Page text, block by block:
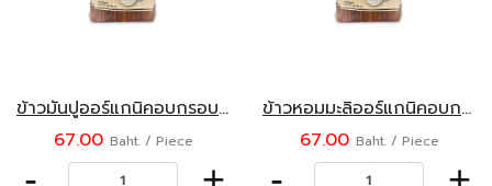
ข้าวมันปูออร์แกนิคอบกรอบ 100 กรัม ลำลำ
67.00 Baht. / Piece
ข้าวหอมมะลิออร์แกนิคอบกรอบ 100 กรัม ลำลำ
67.00 Baht. / Piece